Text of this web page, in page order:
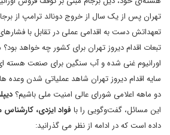
تهران پس از یک سال از خروج دونالد ترامپ از
تعهداتش دست به اقدامی عملی در تقابل با
تبعات اقدام دیروز تهران برای کشور چه خواهد
اورانیوم غنی شده و آب سنگین برای صنعت هسته
سایه اقدام دیروز تهران شاهد عملیاتی شدن
دو ماهه اعلامی شورای عالی امنیت ملی باشیم؟
این مسائل، گفت‌وگویی را با فواد ایزدی،
داده است که در ادامه از نظر می گذرانید: